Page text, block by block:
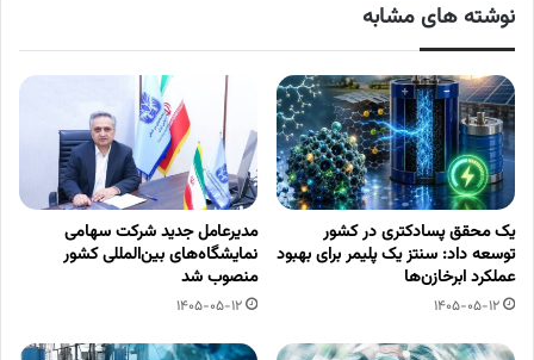
نوشته های مشابه
یک محقق پسادکتری در کشور
توسعه داد: سنتز یک پلیمر برای بهبود
عملکرد ابرخازن‌ها
1405-05-12
مدیرعامل جدید شرکت سهامی
نمایشگاه‌های بین‌المللی کشور
منصوب شد
1405-05-12